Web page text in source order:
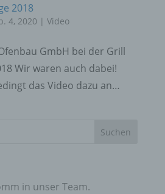
2018
4, 2020 | Video
GmbH bei der Grill
Wir waren auch dabei!
das Video dazu an…
in unser Team.